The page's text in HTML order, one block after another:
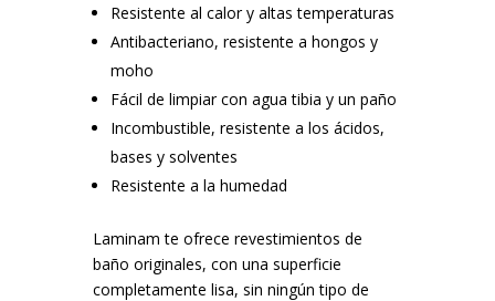
Resistente al calor y altas temperaturas
Antibacteriano, resistente a hongos y
moho
Fácil de limpiar con agua tibia y un paño
Incombustible, resistente a los ácidos,
bases y solventes
Resistente a la humedad
Laminam te ofrece revestimientos de
baño originales, con una superficie
completamente lisa, sin ningún tipo de